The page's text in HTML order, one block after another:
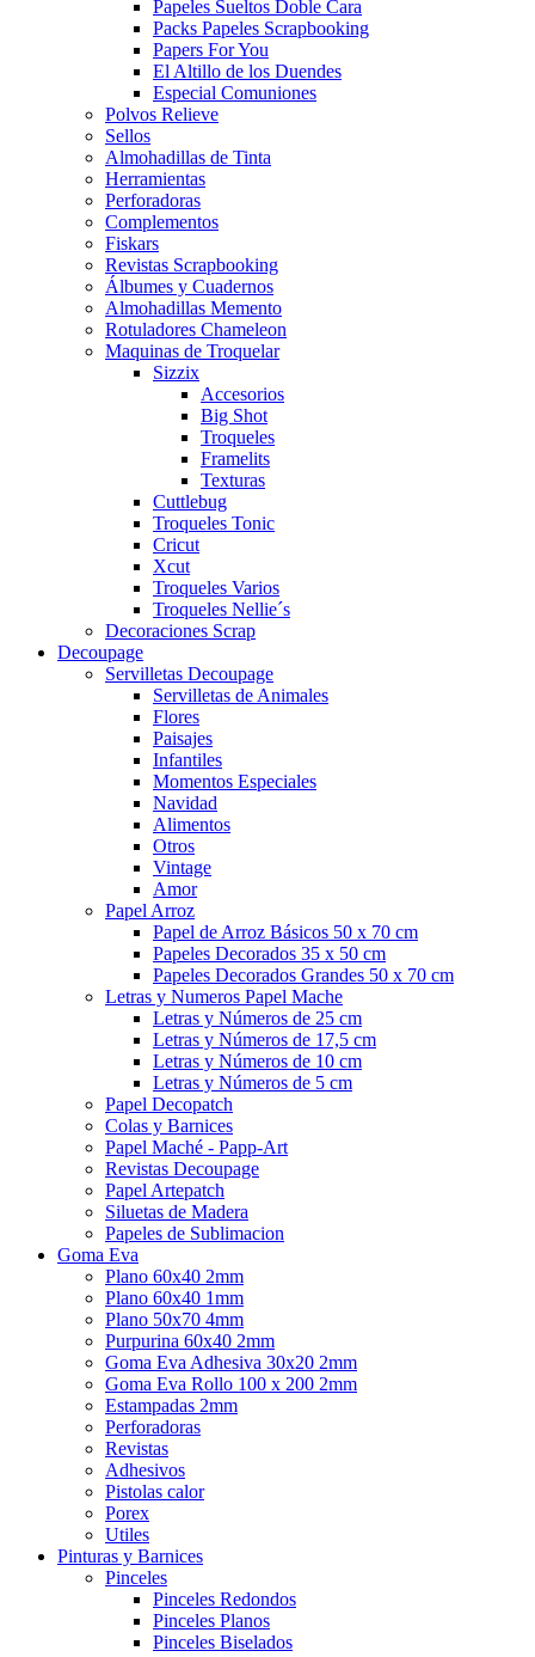
Papeles Sueltos Doble Cara
Packs Papeles Scrapbooking
Papers For You
El Altillo de los Duendes
Especial Comuniones
Polvos Relieve
Sellos
Almohadillas de Tinta
Herramientas
Perforadoras
Complementos
Fiskars
Revistas Scrapbooking
Álbumes y Cuadernos
Almohadillas Memento
Rotuladores Chameleon
Maquinas de Troquelar
Sizzix
Accesorios
Big Shot
Troqueles
Framelits
Texturas
Cuttlebug
Troqueles Tonic
Cricut
Xcut
Troqueles Varios
Troqueles Nellie´s
Decoraciones Scrap
Decoupage
Servilletas Decoupage
Servilletas de Animales
Flores
Paisajes
Infantiles
Momentos Especiales
Navidad
Alimentos
Otros
Vintage
Amor
Papel Arroz
Papel de Arroz Básicos 50 x 70 cm
Papeles Decorados 35 x 50 cm
Papeles Decorados Grandes 50 x 70 cm
Letras y Numeros Papel Mache
Letras y Números de 25 cm
Letras y Números de 17,5 cm
Letras y Números de 10 cm
Letras y Números de 5 cm
Papel Decopatch
Colas y Barnices
Papel Maché - Papp-Art
Revistas Decoupage
Papel Artepatch
Siluetas de Madera
Papeles de Sublimacion
Goma Eva
Plano 60x40 2mm
Plano 60x40 1mm
Plano 50x70 4mm
Purpurina 60x40 2mm
Goma Eva Adhesiva 30x20 2mm
Goma Eva Rollo 100 x 200 2mm
Estampadas 2mm
Perforadoras
Revistas
Adhesivos
Pistolas calor
Porex
Utiles
Pinturas y Barnices
Pinceles
Pinceles Redondos
Pinceles Planos
Pinceles Biselados